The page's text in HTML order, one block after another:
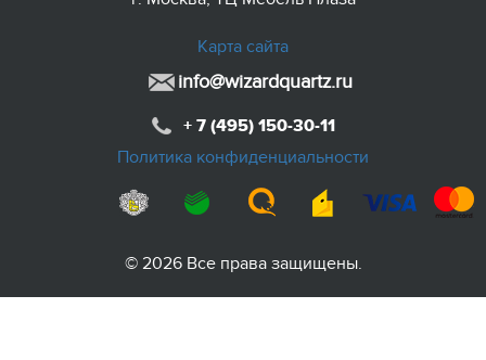
Карта сайта
info@wizardquartz.ru
+ 7 (495) 150-30-11
Политика конфиденциальности
© 2026 Все права защищены.